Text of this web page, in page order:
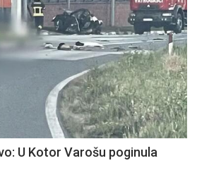
U Kotor Varošu poginula